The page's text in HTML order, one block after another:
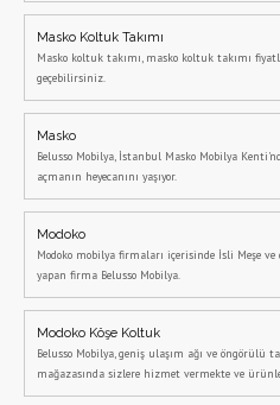
Masko Koltuk Takımı
Masko koltuk takımı, masko koltuk takımı
geçebilirsiniz.
Masko
Belusso Mobilya, İstanbul Masko Mobilya
açmanın heyecanını yaşıyor.
Modoko
Modoko mobilya firmaları içerisinde İsli Meşe
yapan firma Belusso Mobilya.
Modoko Köşe Koltuk
Belusso Mobilya, geniş ulaşım ağı ve öngörülü
mağazasında sizlere hizmet vermekte ve